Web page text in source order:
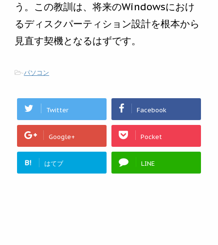
う。この教訓は、将来のWindowsにおけ
るディスクパーティション設計を根本から
見直す契機となるはずです。
-パソコン
Twitter Facebook
Google+ Pocket
B! はてブ LINE